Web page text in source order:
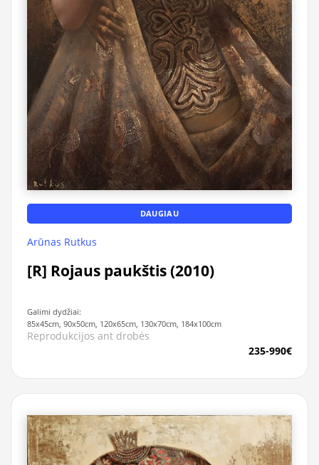
DAUGIAU
Arūnas Rutkus
[R] Rojaus paukštis (2010)
Galimi dydžiai:
85x45cm, 90x50cm, 120x65cm, 130x70cm, 184x100cm
Reprodukcijos ant drobės
235-990€